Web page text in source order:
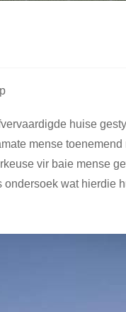
huise
mense
vir baie mense
wat hierdie